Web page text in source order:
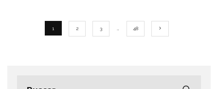
1 2 3 48